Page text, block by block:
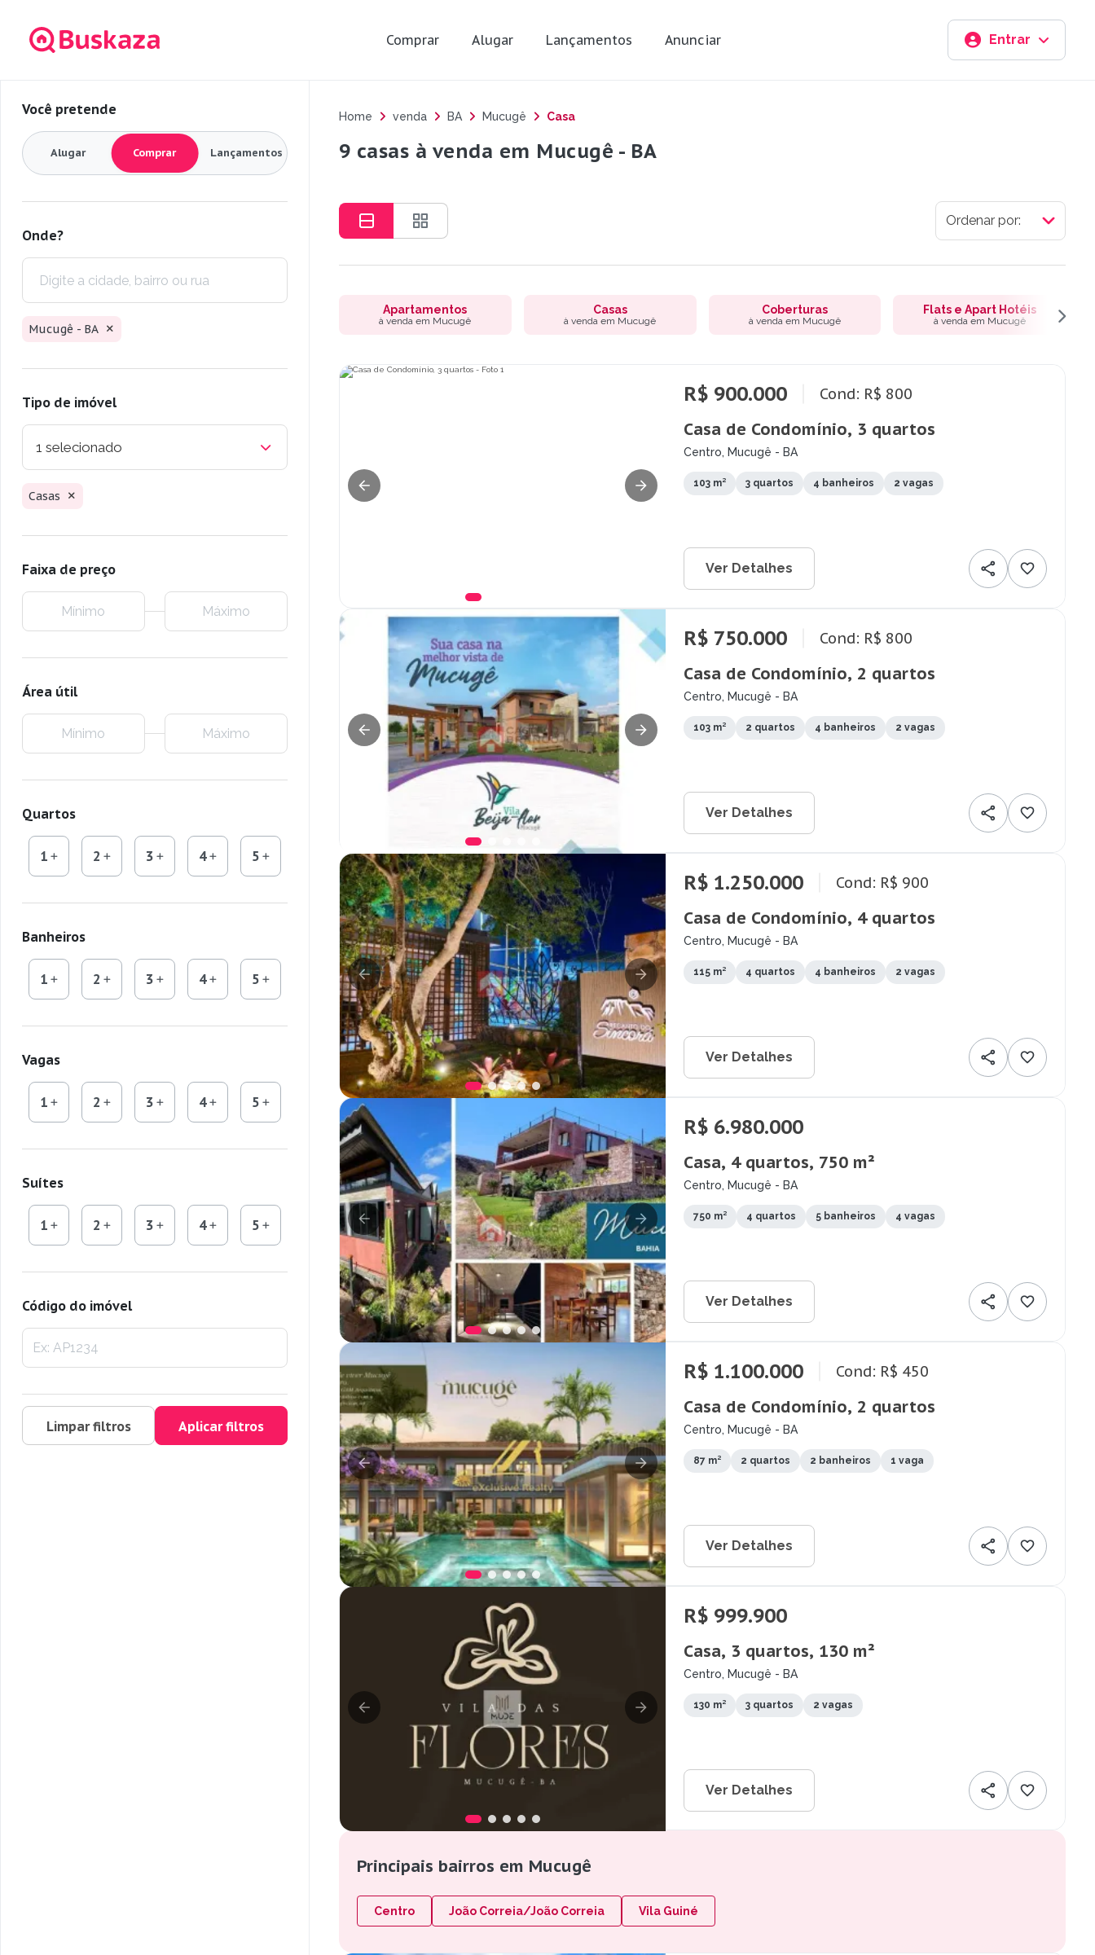
Comprar Alugar Lançamentos Anunciar Entrar
Você pretende
Alugar Comprar Lançamentos
Onde?
Mucugê - BA
Tipo de imóvel
1 selecionado
Casas
Faixa de preço
Área útil
Quartos
1 2 3 4 5
Banheiros
1 2 3 4 5
Vagas
1 2 3 4 5
Suítes
1 2 3 4 5
Código do imóvel
Limpar filtros Aplicar filtros
Home venda BA Mucugê Casa
9 casas à venda em Mucugê - BA
Apartamentos
à venda em Mucugê
Casas
à venda em Mucugê
Coberturas
à venda em Mucugê
Flats e Apart Hotéis
à venda em Mucugê
R$ 900.000 Cond: R$ 800
Casa de Condomínio, 3 quartos
Centro, Mucugê - BA
103 m² 3 quartos 4 banheiros 2 vagas
Ver Detalhes
R$ 750.000 Cond: R$ 800
Casa de Condomínio, 2 quartos
Centro, Mucugê - BA
103 m² 2 quartos 4 banheiros 2 vagas
Ver Detalhes
R$ 1.250.000 Cond: R$ 900
Casa de Condomínio, 4 quartos
Centro, Mucugê - BA
115 m² 4 quartos 4 banheiros 2 vagas
Ver Detalhes
R$ 6.980.000
Casa, 4 quartos, 750 m²
Centro, Mucugê - BA
750 m² 4 quartos 5 banheiros 4 vagas
Ver Detalhes
R$ 1.100.000 Cond: R$ 450
Casa de Condomínio, 2 quartos
Centro, Mucugê - BA
87 m² 2 quartos 2 banheiros 1 vaga
Ver Detalhes
R$ 999.900
Casa, 3 quartos, 130 m²
Centro, Mucugê - BA
130 m² 3 quartos 2 vagas
Ver Detalhes
Principais bairros em Mucugê
Centro João Correia/João Correia Vila Guiné